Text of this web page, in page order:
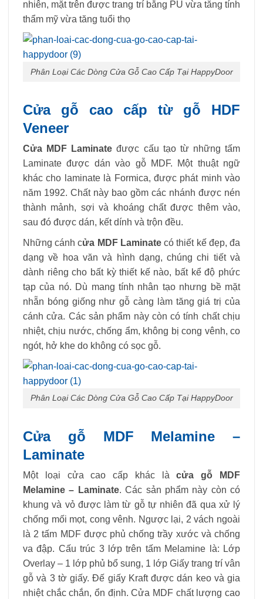
nhiên, mặt trên được trang trí bằng PU vừa tăng tính
thẩm mỹ vừa tăng tuổi thọ
Phân Loại Các Dòng Cửa Gỗ Cao Cấp Tại HappyDoor
Cửa gỗ cao cấp từ gỗ HDF
Veneer
Cửa MDF Laminate được cấu tạo từ những tấm
Laminate được dán vào gỗ MDF. Một thuật ngữ
khác cho laminate là Formica, được phát minh vào
năm 1992. Chất này bao gồm các nhánh được nén
thành mảnh, sợi và khoáng chất được thêm vào,
sau đó được dán, kết dính và trộn đều.
Những cánh cửa MDF Laminatecó thiết kế đẹp, đa
dạng về hoa văn và hình dạng, chúng chi tiết và
dành riêng cho bất kỳ thiết kế nào, bất kể độ phức
tạp của nó. Dù mang tính nhân tạo nhưng bề mặt
nhẵn bóng giống như gỗ càng làm tăng giá trị của
cánh cửa. Các sản phẩm này còn có tính chất chịu
nhiệt, chịu nước, chống ẩm, không bị cong vênh, co
ngót, hở khe do không có sọc gỗ.
Phân Loại Các Dòng Cửa Gỗ Cao Cấp Tại HappyDoor
Cửa gỗ MDF Melamine –
Laminate
Một loại cửa cao cấp khác làcửa gỗ MDF
Melamine – Laminate. Các sản phẩm này còn có
khung và vỏ được làm từ gỗ tự nhiên đã qua xử lý
chống mối mọt, cong vênh. Ngược lại, 2 vách ngoài
là 2 tấm MDF được phủ chống trầy xước và chống
va đập. Cấu trúc 3 lớp trên tấm Melamine là: Lớp
Overlay – 1 lớp phủ bổ sung, 1 lớp Giấy trang trí vân
gỗ và 3 tờ giấy. Đế giấy Kraft được dán keo và gia
nhiệt chắc chắn, ổn định. Cửa MDF chất lượng cao